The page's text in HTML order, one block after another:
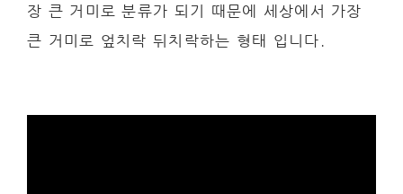
장 큰 거미로 분류가 되기 때문에 세상에서 가장
큰 거미로 엎치락 뒤치락하는 형태 입니다.